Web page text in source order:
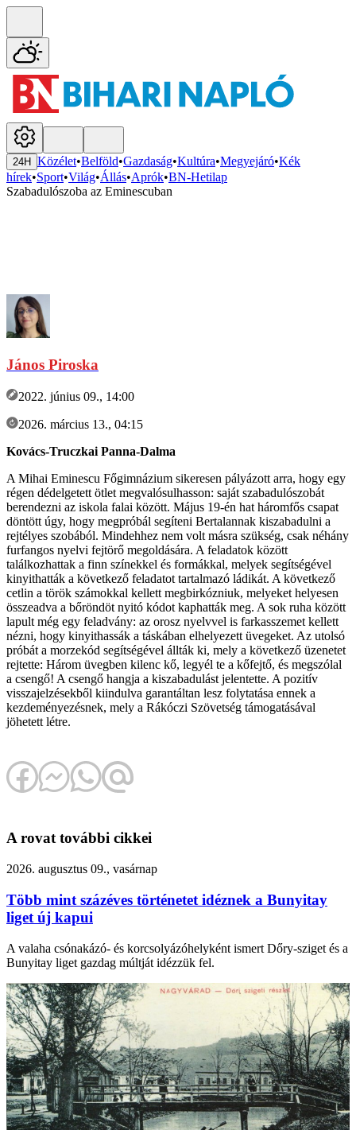
24H Közélet•Belföld•Gazdaság•Kultúra•Megyejáró•Kék
hírek•Sport•Világ•Állás•Aprók•BN-Hetilap
Szabadulószoba az Eminescuban
János Piroska
2022. június 09., 14:00
2026. március 13., 04:15
Kovács-Truczkai Panna-Dalma
A Mihai Eminescu Főgimnázium sikeresen pályázott arra, hogy egy
régen dédelgetett ötlet megvalósulhasson: saját szabadulószobát
berendezni az iskola falai között. Május 19-én hat háromfős csapat
döntött úgy, hogy megpróbál segíteni Bertalannak kiszabadulni a
rejtélyes szobából. Mindehhez nem volt másra szükség, csak néhány
furfangos nyelvi fejtörő megoldására. A feladatok között
találkozhattak a finn színekkel és formákkal, melyek segítségével
kinyithatták a következő feladatot tartalmazó ládikát. A következő
cetlin a török számokkal kellett megbirkózniuk, melyeket helyesen
összeadva a bőröndöt nyitó kódot kaphatták meg. A sok ruha között
lapult még egy feladvány: az orosz nyelvvel is farkasszemet kellett
nézni, hogy kinyithassák a táskában elhelyezett üvegeket. Az utolsó
próbát a morzekód segítségével állták ki, mely a következő üzenetet
rejtette: Három üvegben kilenc kő, legyél te a kőfejtő, és megszólal
a csengő! A csengő hangja a kiszabadulást jelentette. A pozitív
visszajelzésekből kiindulva garantáltan lesz folytatása ennek a
kezdeményezésnek, mely a Rákóczi Szövetség támogatásával
jöhetett létre.
A rovat további cikkei
2026. augusztus 09., vasárnap
Több mint százéves történetet idéznek a Bunyitay
liget új kapui
A valaha csónakázó- és korcsolyázóhelyként ismert Dőry-sziget és a
Bunyitay liget gazdag múltját idézzük fel.